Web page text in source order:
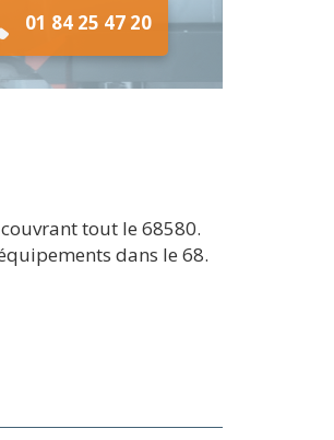
01 84 25 47 20
tout le 68580.
dans le 68.